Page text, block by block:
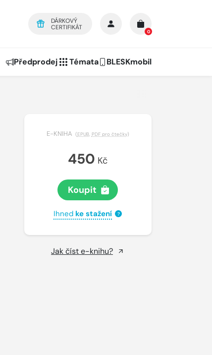
DÁRKOVÝ
CERTIFIKÁT
0
Předprodej Témata BLESKmobil
E-KNIHA (EPUB, PDF pro čtečky)
450 Kč
Koupit
Ihned ke stažení ?
Jak číst e-knihu?